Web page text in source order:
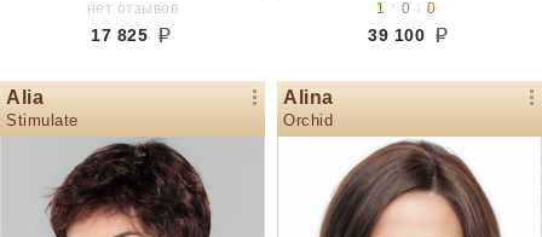
нет отзывов
17 825
1 ↑0 ↓0
39 100
Alia
Stimulate
Alina
Orchid